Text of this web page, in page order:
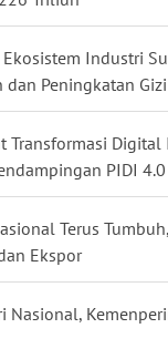
Industri
Peningkatan
Transformasi
PIDI 4.0
Terus
Ekspor
Nasional,